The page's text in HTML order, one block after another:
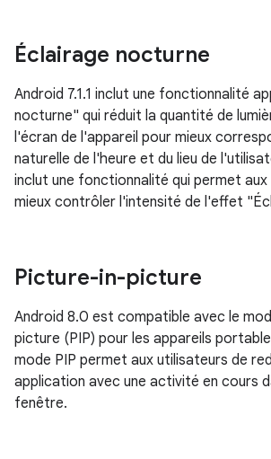
Éclairage nocturne
Android 7.1.1 inclut une fonctionnalité
nocturne" qui réduit la quantité de
l'écran de l'appareil pour mieux
naturelle de l'heure et du lieu de
inclut une fonctionnalité qui permet
mieux contrôler l'intensité de l'effet
Picture-in-picture
Android 8.0 est compatible avec le
picture (PIP) pour les appareils
mode PIP permet aux utilisateurs de
application avec une activité en cours
fenêtre.